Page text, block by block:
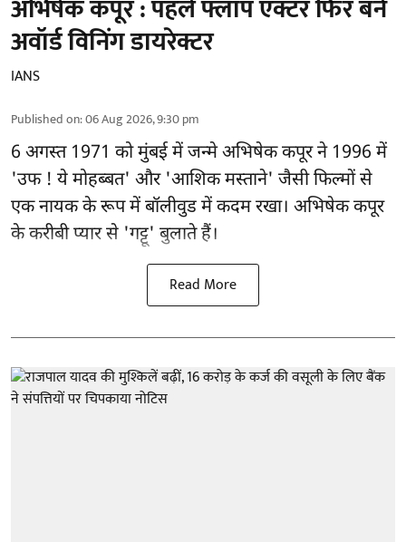
अभिषेक कपूर : पहले फ्लॉप एक्टर फिर बने
अवॉर्ड विनिंग डायरेक्टर
IANS
Published on:06 Aug 2026, 9:30 pm
6 अगस्त 1971 को मुंबई में जन्मे अभिषेक कपूर ने 1996 में
'उफ ! ये मोहब्बत' और 'आशिक मस्ताने' जैसी फिल्मों से
एक नायक के रूप मेंबॉलीवुडमें कदम रखा। अभिषेक कपूर
के करीबी प्यार से 'गट्टू' बुलाते हैं।
Read More